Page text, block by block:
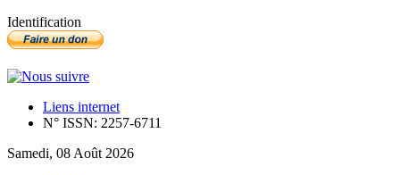
Identification
Liens internet
N° ISSN: 2257-6711
Samedi, 08 Août 2026